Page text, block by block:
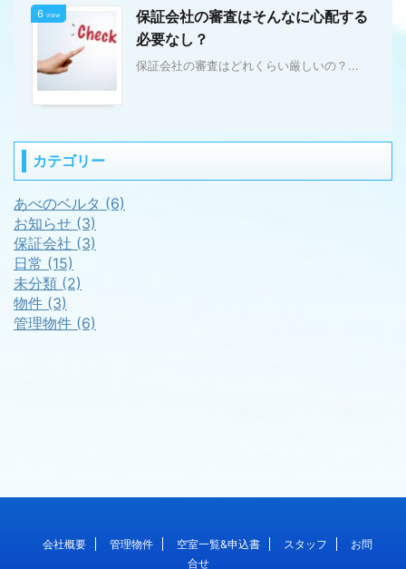
6 view
保証会社の審査はそんなに心配する
必要なし？
保証会社の審査はどれくらい厳しいの？...
カテゴリー
あべのベルタ (6)
お知らせ (3)
保証会社 (3)
日常 (15)
未分類 (2)
物件 (3)
管理物件 (6)
会社概要 管理物件 空室一覧&申込書 スタッフ
お問
合せ